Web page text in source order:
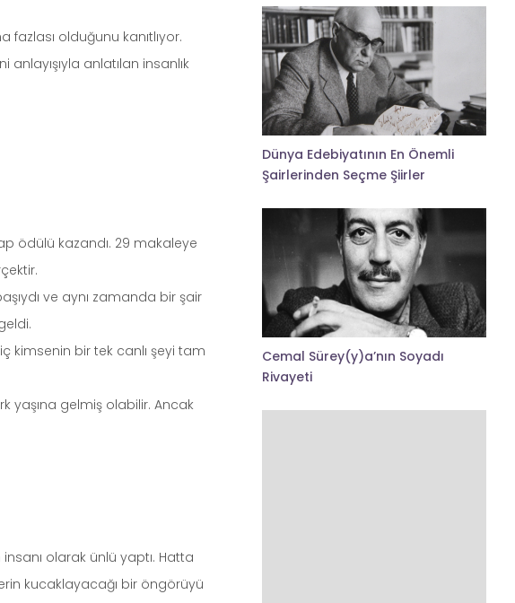
olduğunu kanıtlıyor.
anlayışıyla anlatılan insanlık
ödülü kazandı. 29 makaleye
ve aynı zamanda bir şair
kimsenin bir tek canlı şeyi tam
yaşına gelmiş olabilir. Ancak
olarak ünlü yaptı. Hatta
kucaklayacağı bir öngörüyü
Dünya Edebiyatının En Önemli
Şairlerinden Seçme Şiirler
Cemal Sürey(y)a’nın Soyadı
Rivayeti